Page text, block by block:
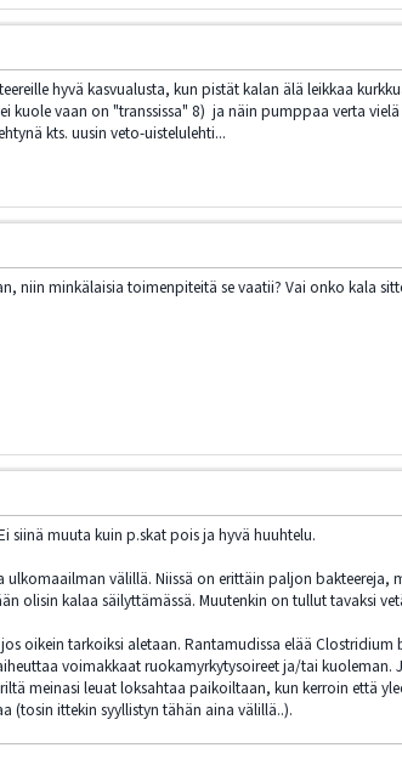
hyvä kasvualusta, kun pistät kalan älä leikkaa
kuole vaan on "transsissa" 8) ja näin pumppaa verta
kts. uusin veto-uistelulehti...
niin minkälaisia toimenpiteitä se vaatii? Vai onko kala
siinä muuta kuin p.skat pois ja hyvä huuhtelu.
ulkomaailman välillä. Niissä on erittäin paljon
olisin kalaa säilyttämässä. Muutenkin on tullut tavaksi
jos oikein tarkoiksi aletaan. Rantamudissa elää
voimakkaat ruokamyrkytysoireet ja/tai
meinasi leuat loksahtaa paikoiltaan, kun kerroin että
(tosin ittekin syyllistyn tähän aina välillä..).